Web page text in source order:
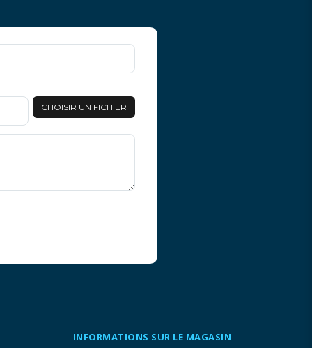
CHOISIR UN FICHIER
INFORMATIONS SUR LE MAGASIN